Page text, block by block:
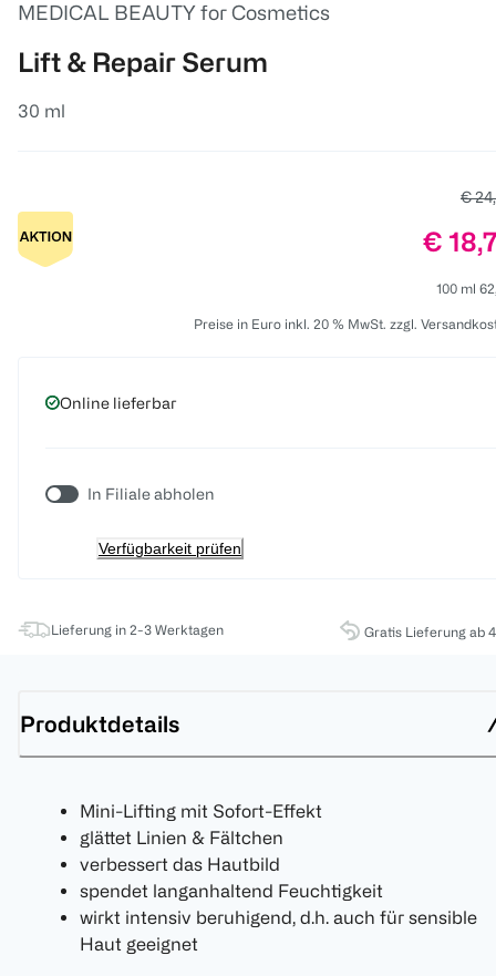
MEDICAL BEAUTY for Cosmetics
Lift & Repair Serum
30 ml
€
Preis:
€
100 ml
Preise in Euro inkl. 20 % MwSt. zzgl.
Online lieferbar
In Filiale abholen
Verfügbarkeit prüfen
Lieferung in 2-3 Werktagen Gratis Lieferung ab
Produktdetails
Mini-Lifting mit Sofort-Effekt
glättet Linien & Fältchen
verbessert das Hautbild
spendet langanhaltend Feuchtigkeit
wirkt intensiv beruhigend, d.h. auch für sensible
Haut geeignet